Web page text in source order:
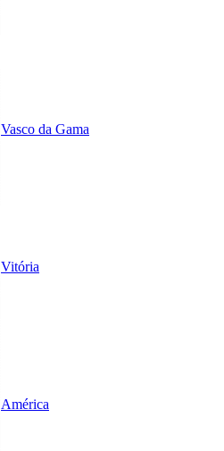
Vasco da Gama
Vitória
América